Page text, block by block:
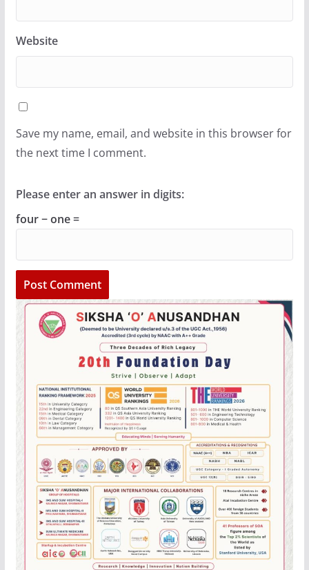
Website
Save my name, email, and website in this browser for
the next time I comment.
Please enter an answer in digits:
four − one =